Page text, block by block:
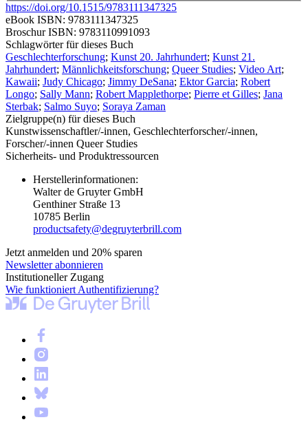
https://doi.org/10.1515/9783111347325
eBook ISBN: 9783111347325
Broschur ISBN: 9783110991093
Schlagwörter für dieses Buch
Geschlechterforschung; Kunst 20. Jahrhundert; Kunst 21.
Jahrhundert; Männlichkeitsforschung; Queer Studies; Video Art;
Kawaii; Judy Chicago; Jimmy DeSana; Ektor Garcia; Robert
Longo; Sally Mann; Robert Mapplethorpe; Pierre et Gilles; Jana
Sterbak; Salmo Suyo; Soraya Zaman
Zielgruppe(n) für dieses Buch
Kunstwissenschaftler/-innen, Geschlechterforscher/-innen,
Forscher/-innen Queer Studies
Sicherheits- und Produktressourcen
Herstellerinformationen:
Walter de Gruyter GmbH
Genthiner Straße 13
10785 Berlin
productsafety@degruyterbrill.com
Jetzt anmelden und 20% sparen
Newsletter abonnieren
Institutioneller Zugang
Wie funktioniert Authentifizierung?